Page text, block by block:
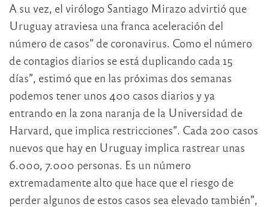
A su vez, el virólogo Santiago Mirazo advirtió que
Uruguay atraviesa una franca aceleración del
número de casos” de coronavirus. Como el número
de contagios diarios se está duplicando cada 15
días”, estimó que en las próximas dos semanas
podemos tener unos 400 casos diarios y ya
entrando en la zona naranja de la Universidad de
Harvard, que implica restricciones”. Cada 200 casos
nuevos que hay en Uruguay implica rastrear unas
6.000, 7.000 personas. Es un número
extremadamente alto que hace que el riesgo de
perder algunos de estos casos sea elevado también”,